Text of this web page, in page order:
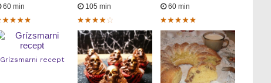
60 min
Grízsmarni recept
105 min 60 min